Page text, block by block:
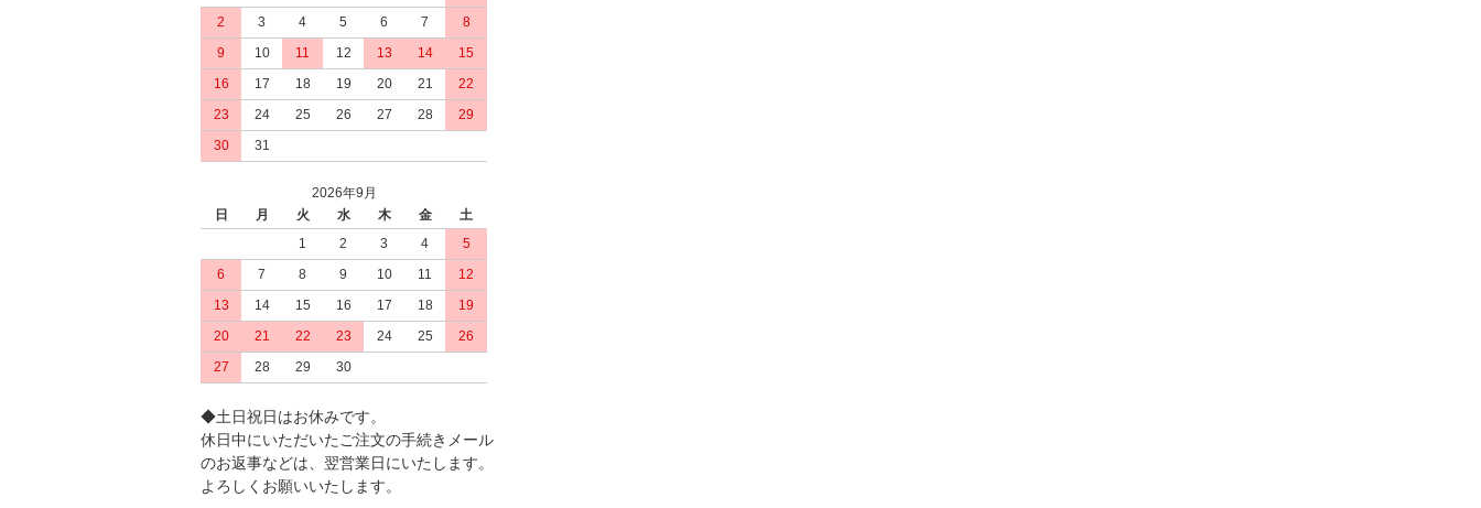
2
3 4 5 6 7
8
9
10 11 12 13 14
15
16
17 18 19 20 21
22
23
24 25 26 27 28
29
30
31
2026年9月
日
月 火 水 木 金
土
1
2 3 4
5
6
7 8 9 10 11
12
13
14 15 16 17 18
19
20
21 22 23 24 25
26
27
28 29 30
◆土日祝日はお休みです。
休日中にいただいたご注文の手続きメール
のお返事などは、翌営業日にいたします。
よろしくお願いいたします。